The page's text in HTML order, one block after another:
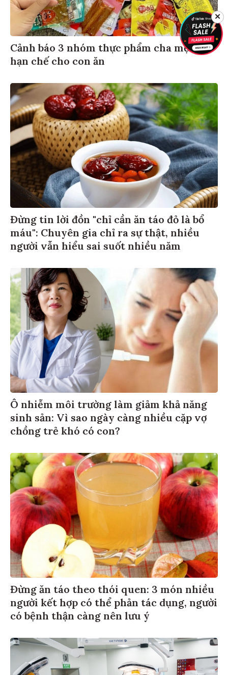
Cảnh báo 3 nhóm thực phẩm cha mẹ nên
hạn chế cho con ăn
Đừng tin lời đồn "chỉ cần ăn táo đỏ là bổ
máu": Chuyên gia chỉ ra sự thật, nhiều
người vẫn hiểu sai suốt nhiều năm
Ô nhiễm môi trường làm giảm khả năng
sinh sản: Vì sao ngày càng nhiều cặp vợ
chồng trẻ khó có con?
Đừng ăn táo theo thói quen: 3 món nhiều
người kết hợp có thể phản tác dụng, người
có bệnh thận càng nên lưu ý
✕